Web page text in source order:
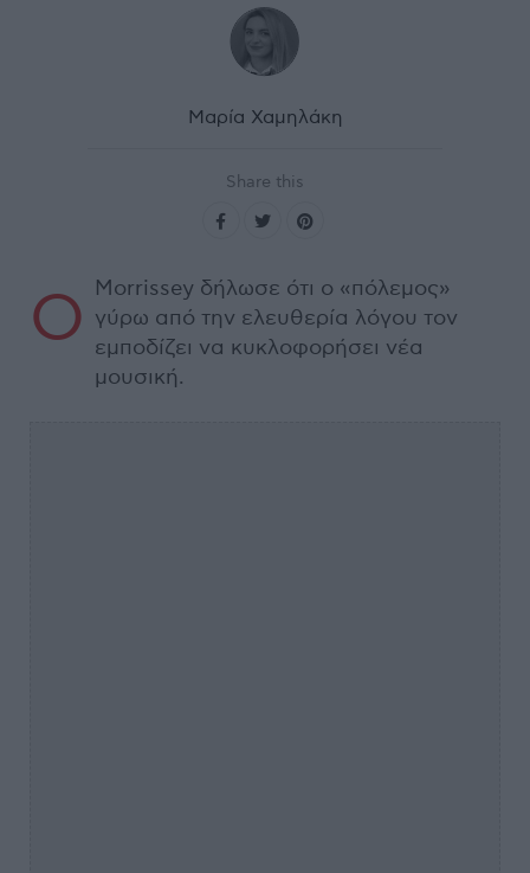
Μαρία Χαμηλάκη
Share this
Ο
Morrissey δήλωσε ότι ο «πόλεμος»
γύρω από την ελευθερία λόγου τον
εμποδίζει να κυκλοφορήσει νέα
μουσική.